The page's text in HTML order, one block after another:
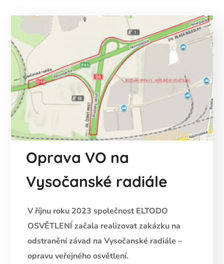
Oprava VO na
Vysočanské radiále
V říjnu roku 2023 společnost ELTODO
OSVĚTLENÍ začala realizovat zakázku na
odstranění závad na Vysočanské radiále –
opravu veřejného osvětlení.